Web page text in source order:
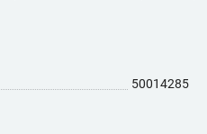
50014285